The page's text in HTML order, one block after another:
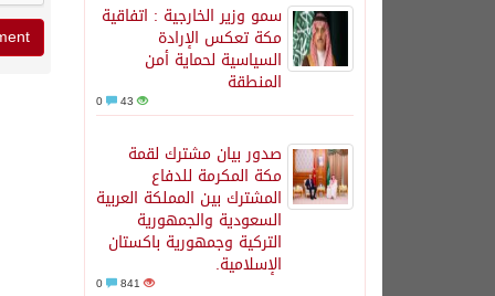
سمو وزير الخارجية : اتفاقية
مكة تعكس الإرادة
السياسية لحماية أمن
المنطقة
43
صدور بيان مشترك لقمة
مكة المكرمة للدفاع
المشترك بين المملكة العربية
السعودية والجمهورية
التركية وجمهورية باكستان
الإسلامية.
841